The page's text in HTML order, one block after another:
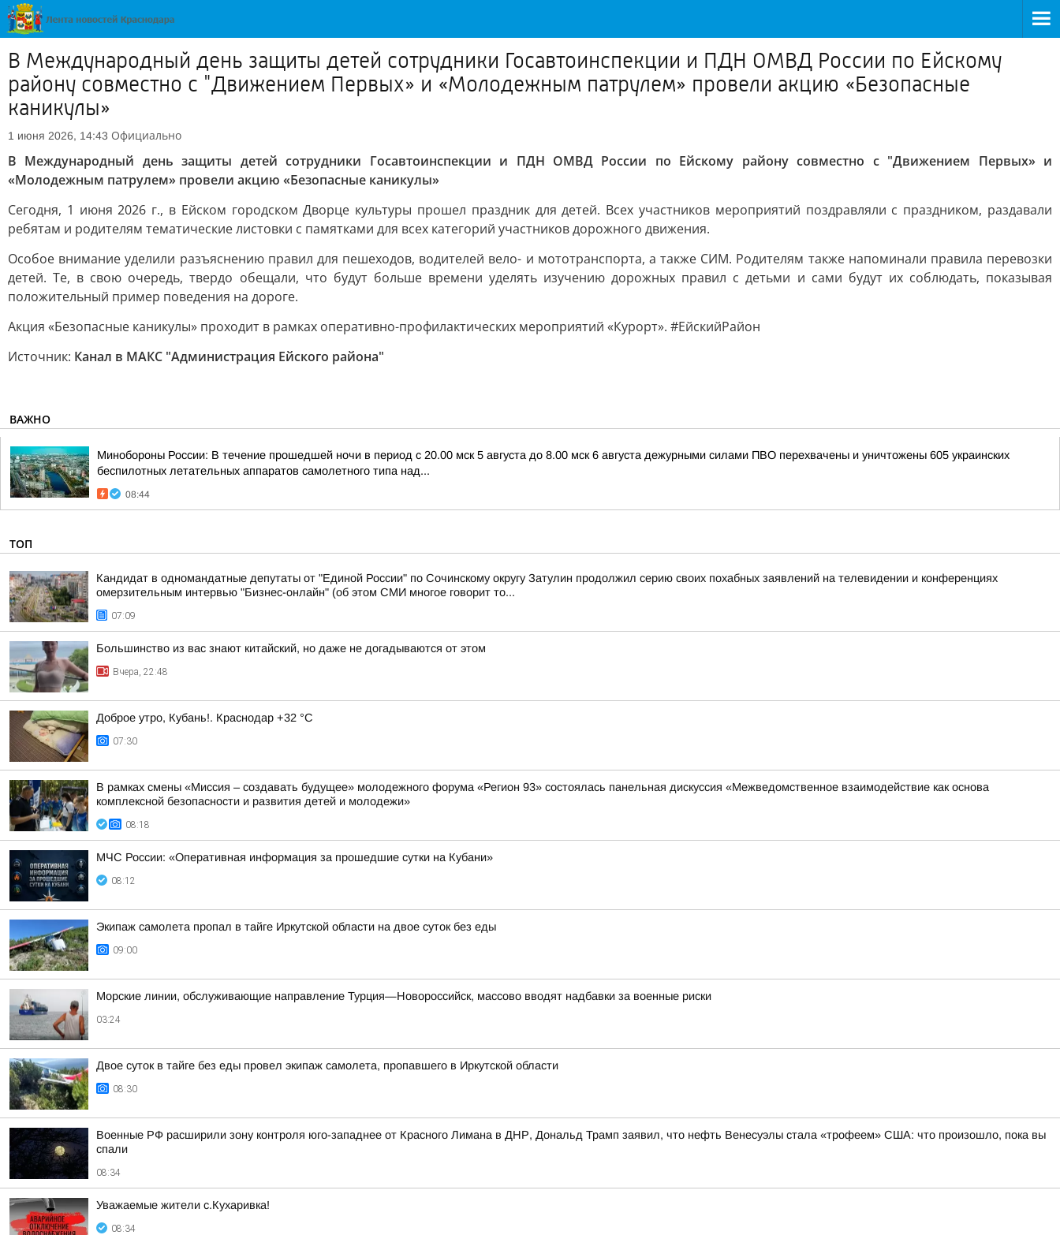
В Международный день защиты детей сотрудники Госавтоинспекции и ПДН ОМВД России по Ейскому
району совместно с "Движением Первых» и «Молодежным патрулем» провели акцию «Безопасные
каникулы»
1 июня 2026, 14:43 Официально
В Международный день защиты детей сотрудники Госавтоинспекции и ПДН ОМВД России по Ейскому району совместно с "Движением Первых» и
«Молодежным патрулем» провели акцию «Безопасные каникулы»
Сегодня, 1 июня 2026 г., в Ейском городском Дворце культуры прошел праздник для детей. Всех участников мероприятий поздравляли с праздником, раздавали
ребятам и родителям тематические листовки с памятками для всех категорий участников дорожного движения.
Особое внимание уделили разъяснению правил для пешеходов, водителей вело- и мототранспорта, а также СИМ. Родителям также напоминали правила перевозки
детей. Те, в свою очередь, твердо обещали, что будут больше времени уделять изучению дорожных правил с детьми и сами будут их соблюдать, показывая
положительный пример поведения на дороге.
Акция «Безопасные каникулы» проходит в рамках оперативно-профилактических мероприятий «Курорт». #ЕйскийРайон
Источник: Канал в МАКС "Администрация Ейского района"
ВАЖНО
Минобороны России: В течение прошедшей ночи в период с 20.00 мск 5 августа до 8.00 мск 6 августа дежурными силами ПВО перехвачены и уничтожены 605 украинских
беспилотных летательных аппаратов самолетного типа над...
08:44
ТОП
Кандидат в одномандатные депутаты от "Единой России" по Сочинскому округу Затулин продолжил серию своих похабных заявлений на телевидении и конференциях
омерзительным интервью "Бизнес-онлайн" (об этом СМИ многое говорит то...
07:09
Большинство из вас знают китайский, но даже не догадываются от этом
Вчера, 22:48
Доброе утро, Кубань!. Краснодар +32 °С
07:30
В рамках смены «Миссия – создавать будущее» молодежного форума «Регион 93» состоялась панельная дискуссия «Межведомственное взаимодействие как основа
комплексной безопасности и развития детей и молодежи»
08:18
МЧС России: «Оперативная информация за прошедшие сутки на Кубани»
08:12
Экипаж самолета пропал в тайге Иркутской области на двое суток без еды
09:00
Морские линии, обслуживающие направление Турция—Новороссийск, массово вводят надбавки за военные риски
03:24
Двое суток в тайге без еды провел экипаж самолета, пропавшего в Иркутской области
08:30
Военные РФ расширили зону контроля юго-западнее от Красного Лимана в ДНР, Дональд Трамп заявил, что нефть Венесуэлы стала «трофеем» США: что произошло, пока вы
спали
08:34
Уважаемые жители с.Кухаривка!
08:34